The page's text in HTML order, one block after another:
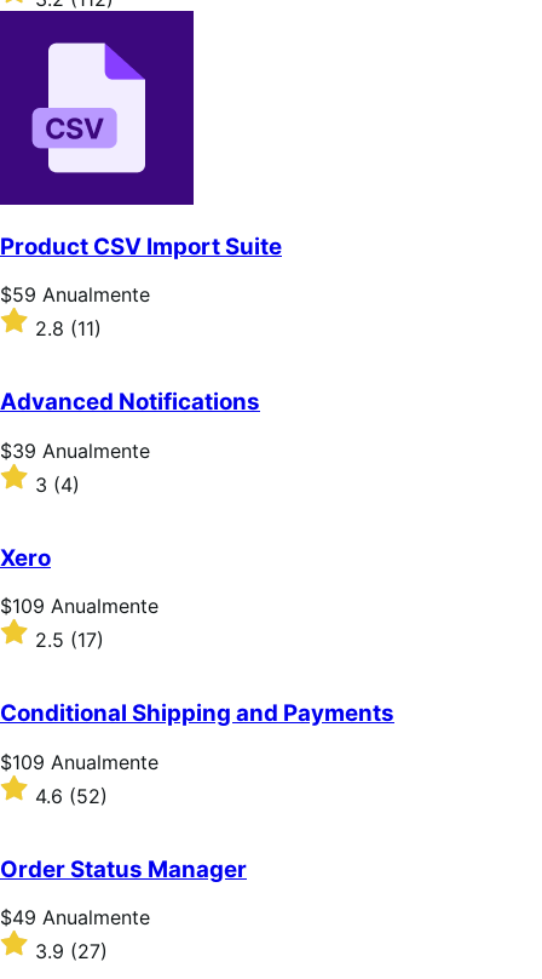
Anualmente
com
estrelas
Product CSV Import Suite
Preço:
$59
Anualmente
$59 Anualmente
Classificado
com
de
5
estrelas
2.8 (11)
Advanced Notifications
Preço:
$39
Anualmente
$39 Anualmente
Classificado
com
de
5
estrelas
3 (4)
Xero
Preço:
$109
Anualmente
$109 Anualmente
Classificado
com
de
5
estrelas
2.5 (17)
Conditional Shipping and Payments
Preço:
$109
Anualmente
$109 Anualmente
Classificado
com
de
5
estrelas
4.6 (52)
Order Status Manager
Preço:
$49
Anualmente
$49 Anualmente
Classificado
com
3.9 (27)